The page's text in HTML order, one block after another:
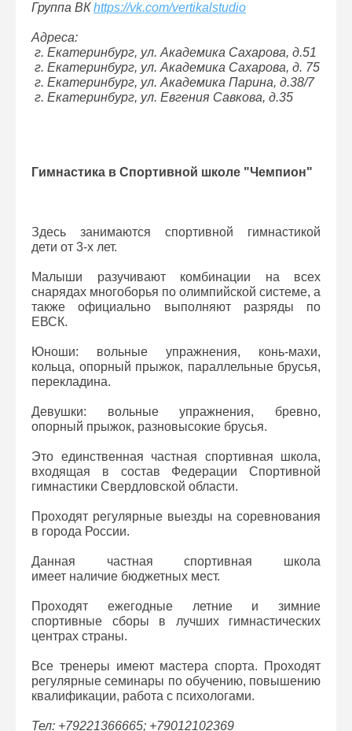
Группа ВКhttps://vk.com/vertikalstudio
Адреса:
г. Екатеринбург, ул. Академика Сахарова, д.51
г. Екатеринбург, ул. Академика Сахарова, д. 75
г. Екатеринбург, ул. Академика Парина, д.38/7
г. Екатеринбург, ул. Евгения Савкова, д.35
Гимнастика в Спортивной школе "Чемпион"
Здесь занимаются спортивной гимнастикой
дети от 3-х лет.
Малыши разучивают комбинации на всех
снарядах многоборья по олимпийской системе, а
также официально выполняют разряды по
ЕВСК.
Юноши: вольные упражнения, конь-махи,
кольца, опорный прыжок, параллельные брусья,
перекладина.
Девушки: вольные упражнения, бревно,
опорный прыжок, разновысокие брусья.
Это единственная частная спортивная школа,
входящая в состав Федерации Спортивной
гимнастики Свердловской области.
Проходят регулярные выезды на соревнования
в города России.
Данная частная спортивная школа
имеет наличие бюджетных мест.
Проходят ежегодные летние и зимние
спортивные сборы в лучших гимнастических
центрах страны.
Все тренеры имеют мастера спорта. Проходят
регулярные семинары по обучению, повышению
квалификации, работа с психологами.
Тел: +79221366665; +79012102369